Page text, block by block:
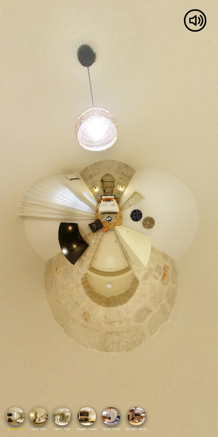
חדר שינה חדר שינה חדר רחצה מטבח מאובזר פינת ישיבה כניסה לסוויטה